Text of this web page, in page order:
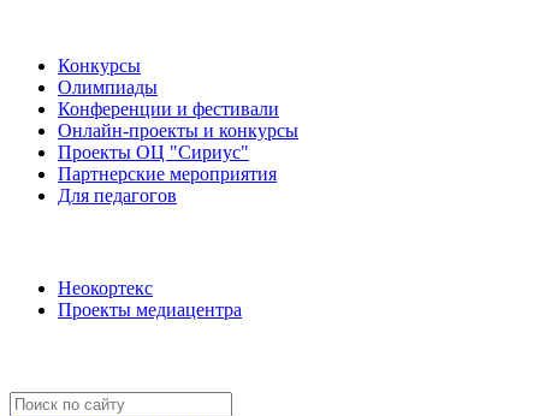
Конкурсы
Олимпиады
Конференции и фестивали
Онлайн-проекты и конкурсы
Проекты ОЦ "Сириус"
Партнерские мероприятия
Для педагогов
Неокортекс
Проекты медиацентра